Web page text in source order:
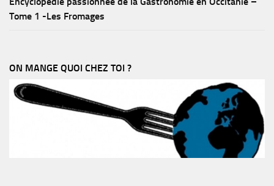
Tome 1 -Les Fromages
ON MANGE QUOI CHEZ TOI ?